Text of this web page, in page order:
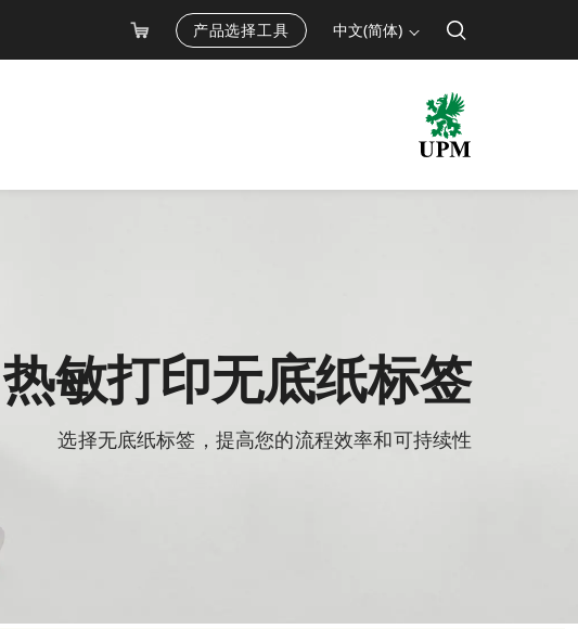
产品选择工具 中文(简体)
热敏打印无底纸标签
选择无底纸标签，提高您的流程效率和可持续性